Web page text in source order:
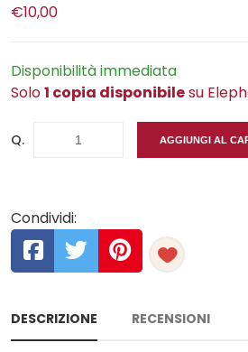
€10,00
Disponibilità immediata
Solo1 copia disponibilesu
Q. AGGIUNGI AL
Condividi:
DESCRIZIONE RECENSIONI